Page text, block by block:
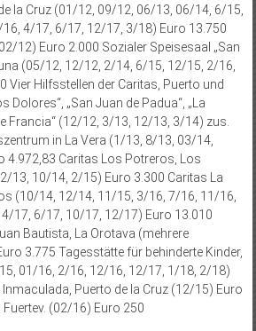
la Cruz (01/12, 09/12, 06/13, 06/14, 6/15,
4/17, 6/17, 12/17, 3/18) Euro 13.750
12) Euro 2.000 Sozialer Speisesaal „San
(05/12, 12/12, 2/14, 6/15, 12/15, 2/16,
Vier Hilfsstellen der Caritas, Puerto und
Dolores“, „San Juan de Padua“, „La
Francia“ (12/12, 3/13, 12/13, 3/14) zus.
in La Vera (1/13, 8/13, 03/14,
4.972,83 Caritas Los Potreros, Los
13, 10/14, 2/15) Euro 3.300 Caritas La
(10/14, 12/14, 11/15, 3/16, 7/16, 11/16,
17, 6/17, 10/17, 12/17) Euro 13.010
Bautista, La Orotava (mehrere
3.775 Tagesstätte für behinderte Kinder,
01/16, 2/16, 12/16, 12/17, 1/18, 2/18)
Puerto de la Cruz (12/15) Euro
(02/16) Euro 250